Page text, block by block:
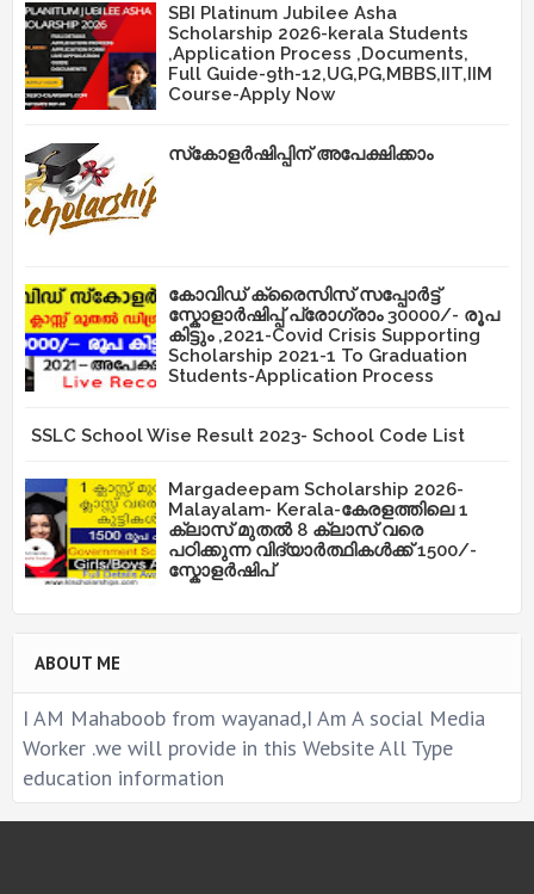
SBI Platinum Jubilee Asha
Scholarship 2026-kerala Students
,Application Process ,Documents,
Full Guide-9th-12,UG,PG,MBBS,IIT,IIM
Course-Apply Now
സ്‌കോളർഷിപ്പിന് അപേക്ഷിക്കാം
കോവിഡ് ക്രൈസിസ് സപ്പോർട്ട്
സ്കോളാർഷിപ്പ് പ്രോഗ്രാം 30000/- രൂപ
കിട്ടും ,2021-Covid Crisis Supporting
Scholarship 2021-1 To Graduation
Students-Application Process
SSLC School Wise Result 2023- School Code List
Margadeepam Scholarship 2026-
Malayalam- Kerala-കേരളത്തിലെ 1
ക്ലാസ് മുതൽ 8 ക്ലാസ് വരെ
പഠിക്കുന്ന വിദ്യാർത്ഥികൾക്ക് 1500/-
സ്കോളർഷിപ്
ABOUT ME
I AM Mahaboob from wayanad,I Am A social Media
Worker .we will provide in this Website All Type
education information